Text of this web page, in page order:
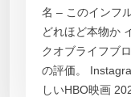
名 – このインフ
どれほど本物か
クオブライフブ
の評価。
しいHBO映画